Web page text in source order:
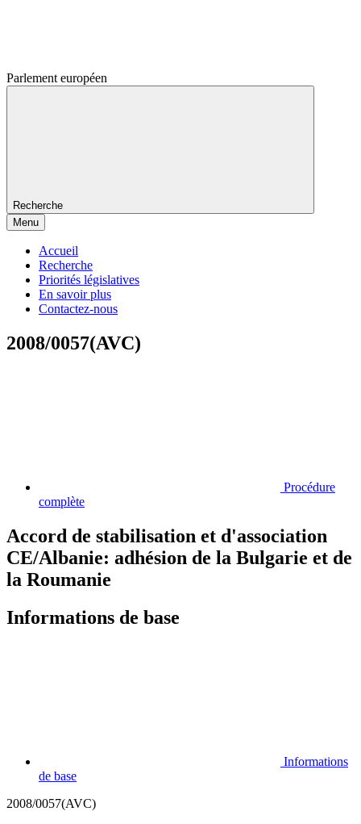
Parlement européen
Recherche
Menu
Accueil
Recherche
Priorités législatives
En savoir plus
Contactez-nous
2008/0057(AVC)
Procédure
complète
Accord de stabilisation et d'association
CE/Albanie: adhésion de la Bulgarie et de
la Roumanie
Informations de base
Informations
de base
2008/0057(AVC)